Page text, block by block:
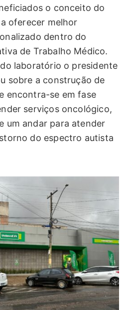
o conceito do
oferecer melhor
dentro do
de Trabalho Médico.
laboratório o presidente
sobre a construção de
encontra-se em fase
serviços oncológico,
um andar para atender
do espectro autista